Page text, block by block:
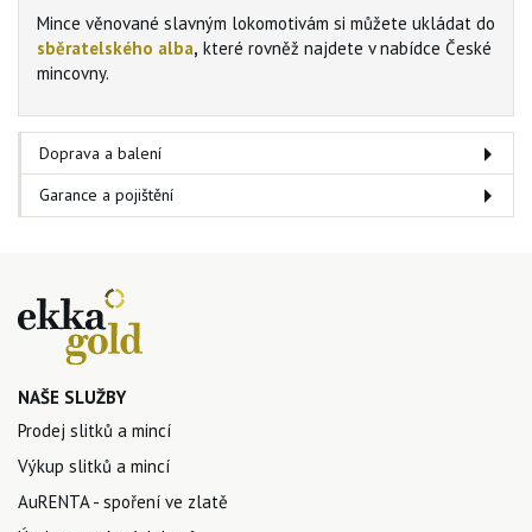
Mince věnované slavným lokomotivám si můžete ukládat do
sběratelského alba, které rovněž najdete v nabídce České
mincovny.
Doprava a balení
Garance a pojištění
NAŠE SLUŽBY
Prodej slitků a mincí
Výkup slitků a mincí
AuRENTA - spoření ve zlatě